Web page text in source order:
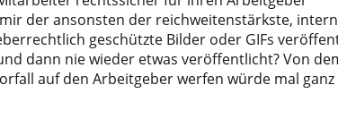
der ansonsten der reichweitenstärkste,
geschützte Bilder oder GIFs
dann nie wieder etwas veröffentlicht? Von
auf den Arbeitgeber werfen würde mal ganz